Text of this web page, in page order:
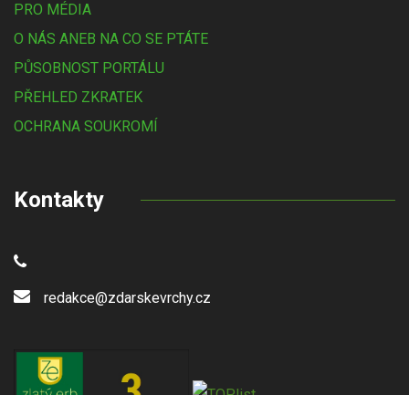
PRO MÉDIA
O NÁS ANEB NA CO SE PTÁTE
PŮSOBNOST PORTÁLU
PŘEHLED ZKRATEK
OCHRANA SOUKROMÍ
Kontakty
redakce@zdarskevrchy.cz